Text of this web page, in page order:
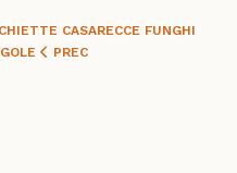
CASARECCE FUNGHI
PREC